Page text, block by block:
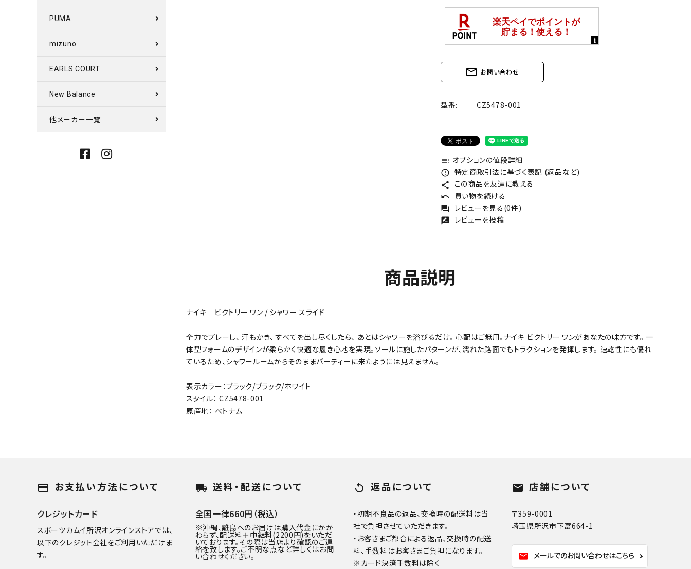
mail_outline お問い合わせ
型番: CZ5478-001
toc オプションの値段詳細
error_outline 特定商取引法に基づく表記 (返品など)
share この商品を友達に教える
undo 買い物を続ける
forum レビューを見る(0件)
rate_review レビューを投稿
商品説明
ナイキ ビクトリー ワン / シャワー スライド
全力でプレーし、 汗もかき、 すべてを出し尽くしたら、 あとはシャワーを浴びるだけ。 心配はご無用。ナイキ ビクトリー ワンがあなたの味方です。 一
体型フォームのデザインが柔らかく快適な履き心地を実現。ソールに施したパターンが、濡れた路面でもトラクションを発揮します。 速乾性にも優れ
ているため、シャワールームからそのままパーティーに来たようには見えません。
表示カラー：ブラック/ブラック/ホワイト
スタイル： CZ5478-001
原産地： ベトナム
PUMA
mizuno
EARLS COURT
New Balance
他メーカー一覧
payment お支払い方法について
クレジットカード
スポーツカムイ所沢オンラインストアでは、
以下のクレジット会社をご利用いただけま
す。
local_shipping 送料・配送について
全国一律660円（税込）
※沖縄、離島へのお届けは購入代金にかか
わらず、配送料＋中継料(2200円)をいただ
いております。その際は当店より確認のご連
絡を致します。ご不明な点など詳しくはお問
い合わせください。
replay 返品について
・初期不良品の返品、交換時の配送料は当
社で負担させていただきます。
・お客さまご都合による返品、交換時の配送
料、手数料はお客さまご負担になります。
※カード決済手数料は除く
mail 店舗について
〒359-0001
埼玉県所沢市下富664-1
mail メールでのお問い合わせはこちら